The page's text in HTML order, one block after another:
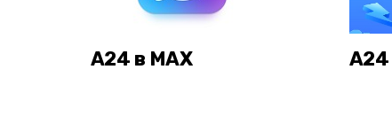
А24 в MAX А24